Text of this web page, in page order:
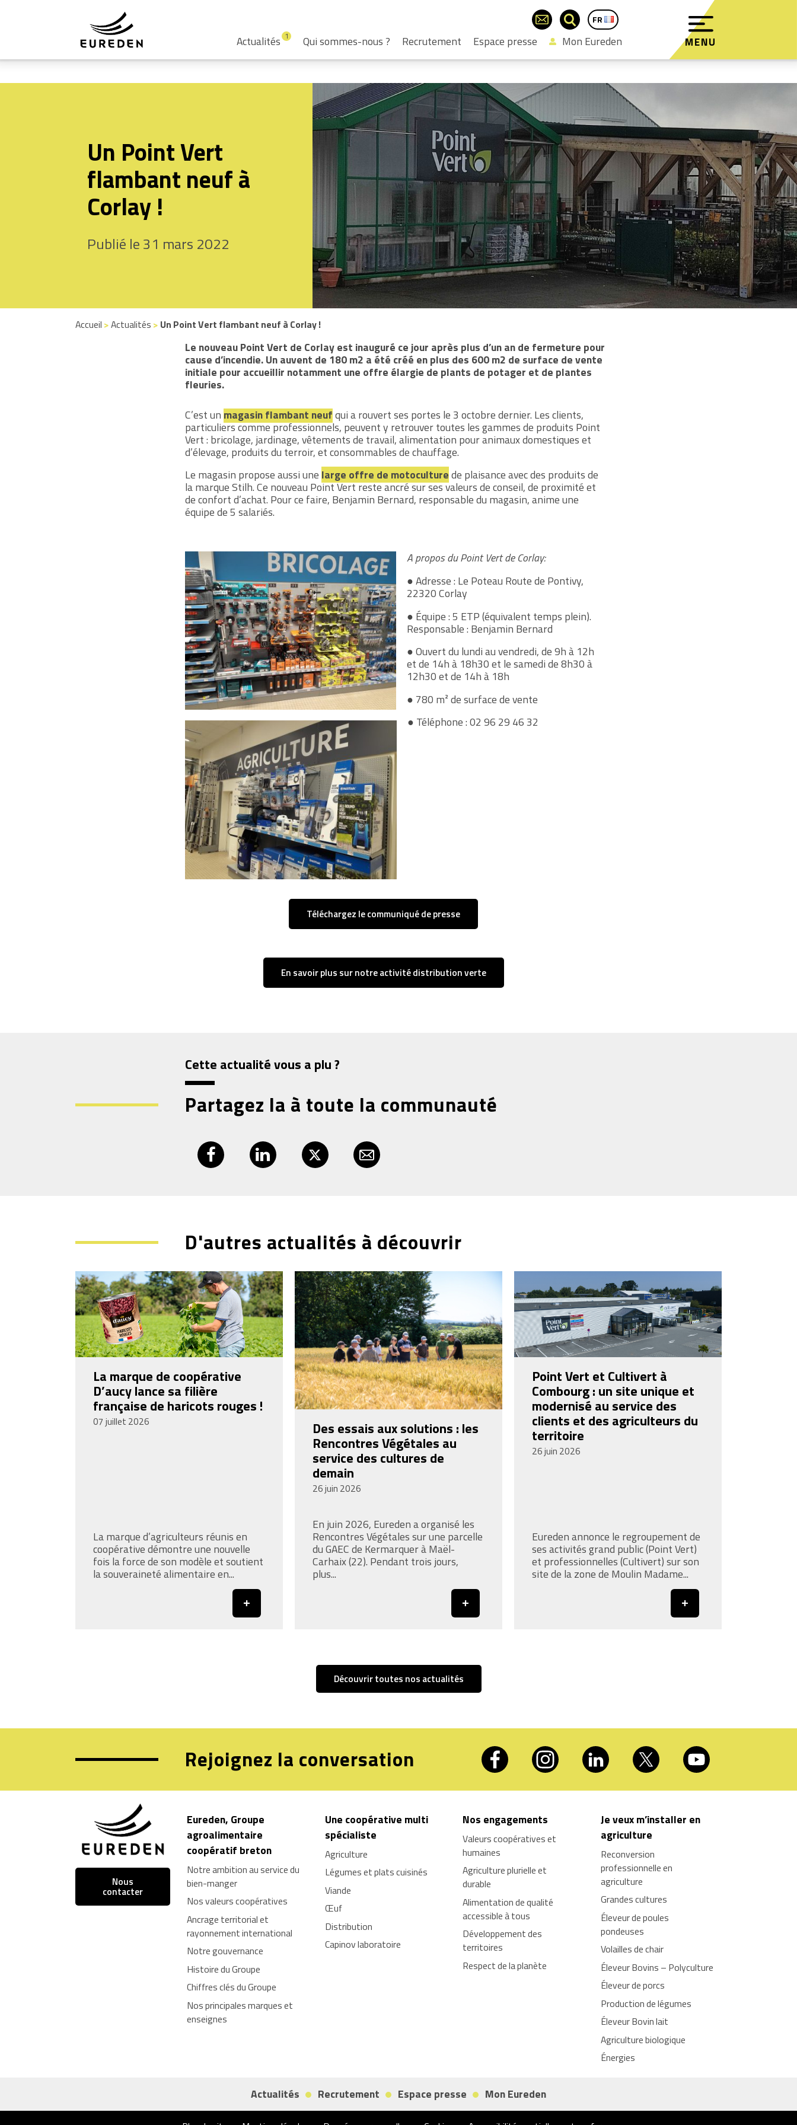
FR
Actualités 1 Qui sommes-nous ? Recrutement Espace presse Mon Eureden MENU
Un Point Vert
flambant neuf à
Corlay !
Publié le 31 mars 2022
Accueil >Actualités > Un Point Vert flambant neuf à Corlay !
Le nouveau Point Vert de Corlay est inauguré ce jour après plus d’un an de fermeture pour
cause d’incendie. Un auvent de 180 m2 a été créé en plus des 600 m2 de surface de vente
initiale pour accueillir notamment une offre élargie de plants de potager et de plantes
fleuries.
C’est un magasin flambant neufqui a rouvert ses portes le 3 octobre dernier. Les clients,
particuliers comme professionnels, peuvent y retrouver toutes les gammes de produits Point
Vert : bricolage, jardinage, vêtements de travail, alimentation pour animaux domestiques et
d’élevage, produits du terroir, et consommables de chauffage.
Le magasin propose aussi une large offre de motoculturede plaisance avec des produits de
la marque Stilh. Ce nouveau Point Vert reste ancré sur ses valeurs de conseil, de proximité et
de confort d’achat. Pour ce faire, Benjamin Bernard, responsable du magasin, anime une
équipe de 5 salariés.
A propos du Point Vert de Corlay:
● Adresse : Le Poteau Route de Pontivy,
22320 Corlay
● Équipe : 5 ETP (équivalent temps plein).
Responsable : Benjamin Bernard
● Ouvert du lundi au vendredi, de 9h à 12h
et de 14h à 18h30 et le samedi de 8h30 à
12h30 et de 14h à 18h
● 780 m² de surface de vente
● Téléphone : 02 96 29 46 32
Téléchargez le communiqué de presse
En savoir plus sur notre activité distribution verte
Cette actualité vous a plu ?
Partagez la à toute la communauté
D'autres actualités à découvrir
La marque de coopérative
D’aucy lance sa filière
française de haricots rouges !
07 juillet 2026
La marque d’agriculteurs réunis en
coopérative démontre une nouvelle
fois la force de son modèle et soutient
la souveraineté alimentaire en...
Des essais aux solutions : les
Rencontres Végétales au
service des cultures de
demain
26 juin 2026
En juin 2026, Eureden a organisé les
Rencontres Végétales sur une parcelle
du GAEC de Kermarquer à Maël-
Carhaix (22). Pendant trois jours,
plus...
Point Vert et Cultivert à
Combourg : un site unique et
modernisé au service des
clients et des agriculteurs du
territoire
26 juin 2026
Eureden annonce le regroupement de
ses activités grand public (Point Vert)
et professionnelles (Cultivert) sur son
site de la zone de Moulin Madame...
Découvrir toutes nos actualités
Rejoignez la conversation
Nous
contacter
Eureden, Groupe
agroalimentaire
coopératif breton
Notre ambition au service du
bien-manger
Nos valeurs coopératives
Ancrage territorial et
rayonnement international
Notre gouvernance
Histoire du Groupe
Chiffres clés du Groupe
Nos principales marques et
enseignes
Une coopérative multi
spécialiste
Agriculture
Légumes et plats cuisinés
Viande
Œuf
Distribution
Capinov laboratoire
Nos engagements
Valeurs coopératives et
humaines
Agriculture plurielle et
durable
Alimentation de qualité
accessible à tous
Développement des
territoires
Respect de la planète
Je veux m’installer en
agriculture
Reconversion
professionnelle en
agriculture
Grandes cultures
Éleveur de poules
pondeuses
Volailles de chair
Éleveur Bovins – Polyculture
Éleveur de porcs
Production de légumes
Éleveur Bovin lait
Agriculture biologique
Énergies
Actualités Recrutement Espace presse Mon Eureden